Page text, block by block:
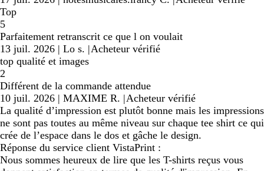
Top
5
Parfaitement retranscrit ce que l on voulait
13 juil. 2026 | Lo s. |Acheteur vérifié
top qualité et images
2
Différent de la commande attendue
10 juil. 2026 | MAXIME R. |Acheteur vérifié
La qualité d’impression est plutôt bonne mais les impressions
ne sont pas toutes au même niveau sur chaque tee shirt ce qui
crée de l’espace dans le dos et gâche le design.
Réponse du service client VistaPrint :
Nous sommes heureux de lire que les T-shirts reçus vous